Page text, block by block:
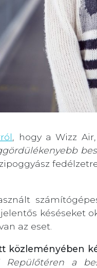
, hogy a Wizz
késéseket
az eset.
közleményében
Repülőtéren a